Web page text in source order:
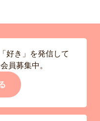
好き」を発信して
員募集中。